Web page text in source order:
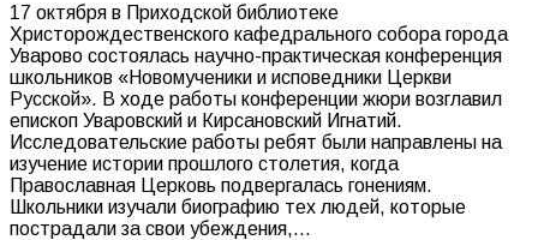
17 октября в Приходской библиотеке
Христорождественского кафедрального собора города
Уварово состоялась научно-практическая конференция
школьников «Новомученики и исповедники Церкви
Русской». В ходе работы конференции жюри возглавил
епископ Уваровский и Кирсановский Игнатий.
Исследовательские работы ребят были направлены на
изучение истории прошлого столетия, когда
Православная Церковь подвергалась гонениям.
Школьники изучали биографию тех людей, которые
пострадали за свои убеждения,…